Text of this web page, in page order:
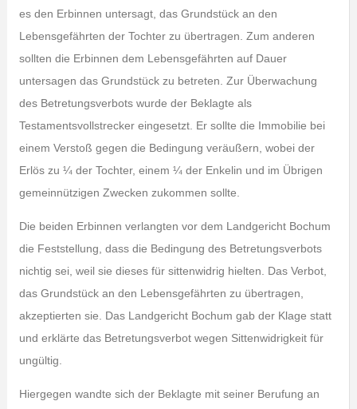
es den Erbinnen untersagt, das Grundstück an den
Lebensgefährten der Tochter zu übertragen. Zum anderen
sollten die Erbinnen dem Lebensgefährten auf Dauer
untersagen das Grundstück zu betreten. Zur Überwachung
des Betretungsverbots wurde der Beklagte als
Testamentsvollstrecker eingesetzt. Er sollte die Immobilie bei
einem Verstoß gegen die Bedingung veräußern, wobei der
Erlös zu ¼ der Tochter, einem ¼ der Enkelin und im Übrigen
gemeinnützigen Zwecken zukommen sollte.
Die beiden Erbinnen verlangten vor dem Landgericht Bochum
die Feststellung, dass die Bedingung des Betretungsverbots
nichtig sei, weil sie dieses für sittenwidrig hielten. Das Verbot,
das Grundstück an den Lebensgefährten zu übertragen,
akzeptierten sie. Das Landgericht Bochum gab der Klage statt
und erklärte das Betretungsverbot wegen Sittenwidrigkeit für
ungültig.
Hiergegen wandte sich der Beklagte mit seiner Berufung an